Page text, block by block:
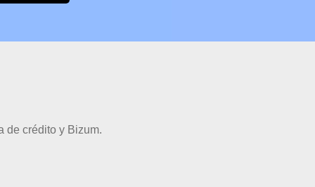
de crédito y Bizum.